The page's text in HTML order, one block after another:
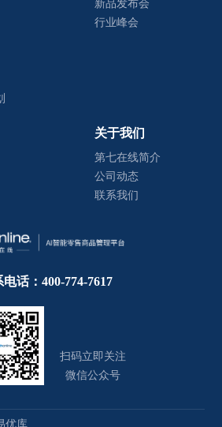
新品发布会
行业峰会
关于我们
第七在线简介
公司动态
联系我们
电话：400-774-7617
扫码立即关注
微信公众号
优库